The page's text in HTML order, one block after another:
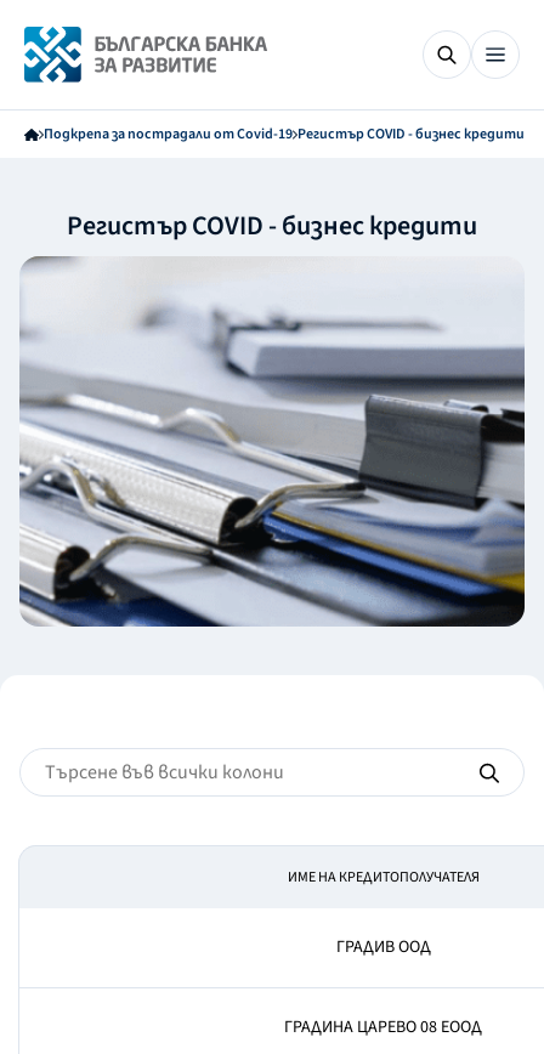
Подкрепа за пострадали от Covid-19 Регистър COVID - бизнес кредити
Регистър COVID - бизнес кредити
ИМЕ НА КРЕДИТОПОЛУЧАТЕЛЯ
ГРАДИВ ООД
ГРАДИНА ЦАРЕВО 08 ЕООД